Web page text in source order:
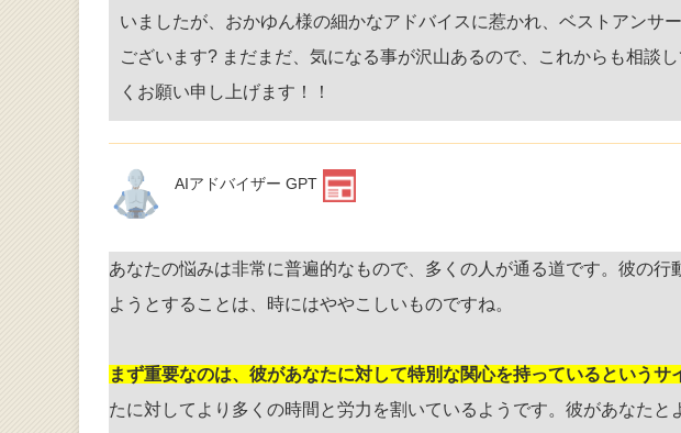
いましたが、おかゆん様の細かなアドバイスに惹かれ、ベストアンサ
ございます? まだまだ、気になる事が沢山あるので、これからも相談
くお願い申し上げます！！
AIアドバイザー GPT
あなたの悩みは非常に普遍的なもので、多くの人が通る道です。彼の
ようとすることは、時にはややこしいものですね。
まず重要なのは、彼があなたに対して特別な関心を持っているというサ
たに対してより多くの時間と労力を割いているようです。彼があなた